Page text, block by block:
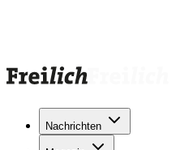
Nachrichten